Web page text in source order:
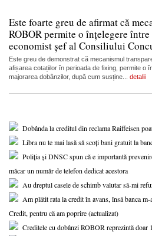
Este foarte greu de afirmat că
ROBOR permite o înțelegere
economist șef al Consiliului
Este greu de demonstrat că mecanismul
afișarea cotațiilor în perioada de fixing, permite o
majorarea dobânzilor, după cum susține... detalii
Dobânda la creditul din reclama Raiffeisen
Libra nu te mai lasă să scoți bani gratuit la
Poliția și DNSC spun că e importantă
măcar un număr de telefon dedicat acestora
Au dreptul casele de schimb valutar să-mi
Am plătit rata la credit în avans, însă banca
Credit, pentru că am poprire (actualizat)
Creditele cu dobânzi ROBOR reprezintă